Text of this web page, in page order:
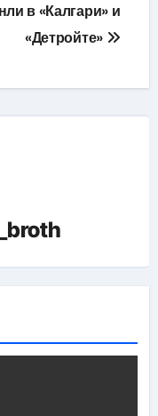
в «Калгари» и
«Детройте»